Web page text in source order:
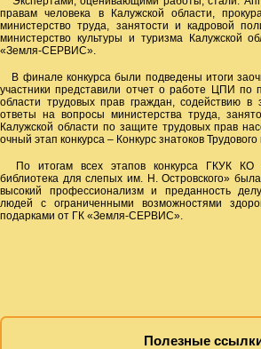
правам человека в Калужской области,
министерство труда, занятости и кадровой
министерство культуры и туризма Калужской
«Земля-СЕРВИС».
В финале конкурса были подведены итоги
участники представили отчет о работе ЦПИ по
области трудовых прав граждан, содействию
ответы на вопросы министерства труда,
Калужской области по защите трудовых прав
очный этап конкурса – Конкурс знатоков Трудового
По итогам всех этапов конкурса ГКУК КО
библиотека для слепых им. Н. Островского»
высокий профессионализм и преданность
людей с ограниченными возможностями
подарками от ГК «Земля-СЕРВИС».
Полезные